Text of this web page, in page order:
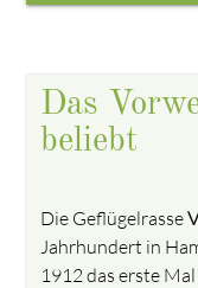
Das
beliebt
Die Geflügelrasse
Jahrhundert in
1912 das erste